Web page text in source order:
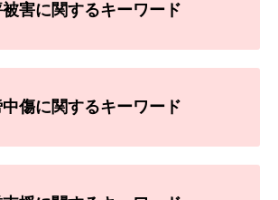
害に関するキーワード
傷に関するキーワード